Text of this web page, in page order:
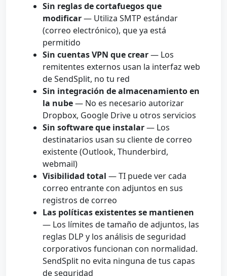
Sin reglas de cortafuegos que
modificar— Utiliza SMTP estándar
(correo electrónico), que ya está
permitido
Sin cuentas VPN que crear— Los
remitentes externos usan la interfaz web
de SendSplit, no tu red
Sin integración de almacenamiento en
la nube— No es necesario autorizar
Dropbox, Google Drive u otros servicios
Sin software que instalar— Los
destinatarios usan su cliente de correo
existente (Outlook, Thunderbird,
webmail)
Visibilidad total — TI puede ver cada
correo entrante con adjuntos en sus
registros de correo
Las políticas existentes se mantienen
— Los límites de tamaño de adjuntos, las
reglas DLP y los análisis de seguridad
corporativos funcionan con normalidad.
SendSplit no evita ninguna de tus capas
de seguridad